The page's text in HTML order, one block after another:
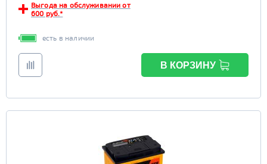
Выгода на обслуживании от
600 руб.*
есть в наличии
В КОРЗИНУ